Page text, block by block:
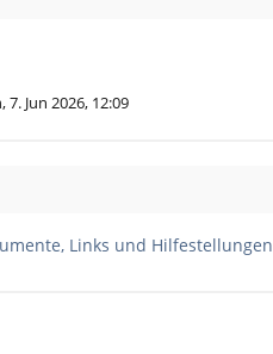
Jun 2026, 12:09
Links und Hilfestellungen